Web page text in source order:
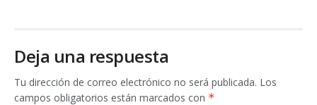
Deja una respuesta
Tu dirección de correo electrónico no será publicada. Los
campos obligatorios están marcados con *